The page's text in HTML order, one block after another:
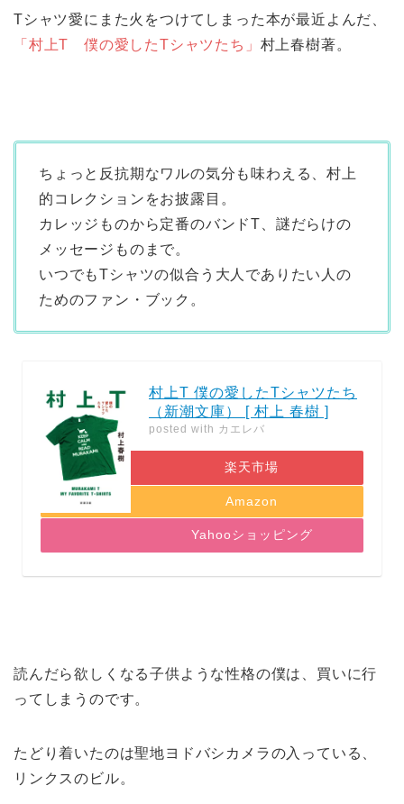
Tシャツ愛にまた火をつけてしまった本が最近よんだ、
「村上T 僕の愛したTシャツたち」 村上春樹著。
ちょっと反抗期なワルの気分も味わえる、村上
的コレクションをお披露目。
カレッジものから定番のバンドT、謎だらけの
メッセージものまで。
いつでもTシャツの似合う大人でありたい人の
ためのファン・ブック。
村上T 僕の愛したTシャツたち
（新潮文庫） [ 村上 春樹 ]
posted with カエレバ
楽天市場
Amazon
Yahooショッピング
読んだら欲しくなる子供ような性格の僕は、買いに行
ってしまうのです。
たどり着いたのは聖地ヨドバシカメラの入っている、
リンクスのビル。